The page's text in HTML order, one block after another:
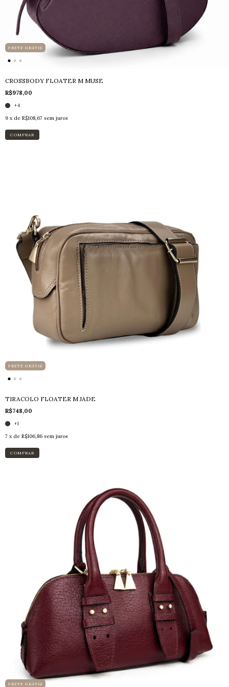
FRETE GRÁTIS
CROSSBODY FLOATER M MUSE
R$978,00
+4
9 x de R$108,67 sem juros
COMPRAR
FRETE GRÁTIS
TIRACOLO FLOATER M JADE
R$748,00
+1
7 x de R$106,86 sem juros
COMPRAR
FRETE GRÁTIS